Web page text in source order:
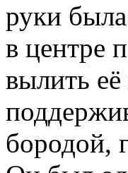
руки
в центре
вылить
бородой,